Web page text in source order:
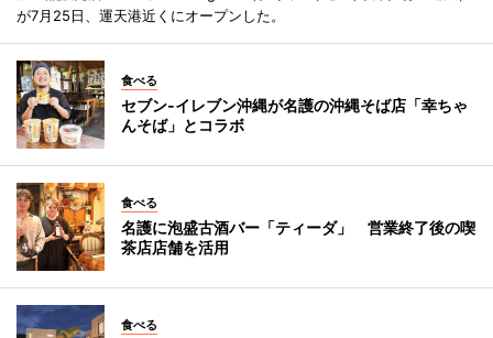
が7月25日、運天港近くにオープンした。
食べる
セブン‐イレブン沖縄が名護の沖縄そば店「幸ちゃ
んそば」とコラボ
食べる
名護に泡盛古酒バー「ティーダ」 営業終了後の喫
茶店店舗を活用
食べる